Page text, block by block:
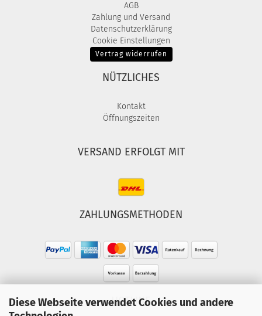
Diese Webseite verwendet Cookies und andere
AGB
Zahlung und Versand
Datenschutzerklärung
Cookie Einstellungen
Vertrag widerrufen
NÜTZLICHES
Kontakt
Öffnungszeiten
VERSAND ERFOLGT MIT
ZAHLUNGSMETHODEN
HOTLINE